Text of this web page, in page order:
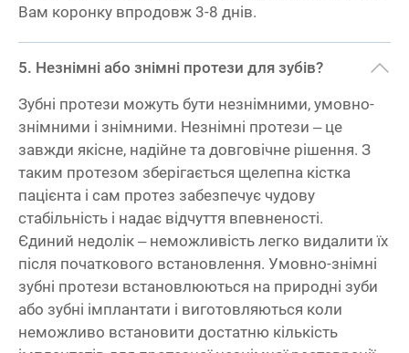
Вам коронку впродовж 3-8 днів.
Незнімні або знімні протези для зубів?
Зубні протези можуть бути незнімними, умовно-
знімними і знімними. Незнімні протези – це
завжди якісне, надійне та довговічне рішення. З
таким протезом зберігається щелепна кістка
пацієнта і сам протез забезпечує чудову
стабільність і надає відчуття впевненості.
Єдиний недолік – неможливість легко видалити їх
після початкового встановлення. Умовно-знімні
зубні протези встановлюються на природні зуби
або зубні імплантати і виготовляються коли
неможливо встановити достатню кількість